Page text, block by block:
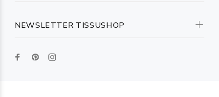
NEWSLETTER TISSUSHOP